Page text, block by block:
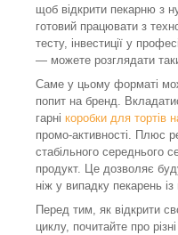
щоб відкрити пекарню з
готовий працювати з
тесту, інвестиції у
— можете розглядати
Саме у цьому форматі
попит на бренд.
гарні коробки для тортів
промо-активності. Плюс
стабільного середнього
продукт. Це дозволяє
ніж у випадку пекарень
Перед тим, як відкрити
циклу, почитайте про